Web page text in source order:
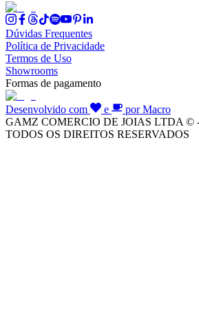
Dúvidas Frequentes
Política de Privacidade
Termos de Uso
Showrooms
Formas de pagamento
Desenvolvido com e
por Macro
GAMZ COMERCIO DE JOIAS LTDA © -
TODOS OS DIREITOS RESERVADOS